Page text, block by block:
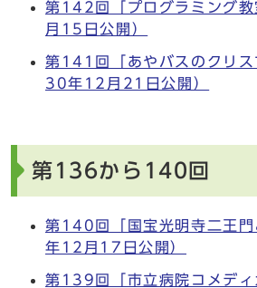
第142回「プログラミング
月15日公開）
第141回「あやバスのクリス
30年12月21日公開）
第136から140回
第140回「国宝光明寺二王
年12月17日公開）
第139回「市立病院コメディ